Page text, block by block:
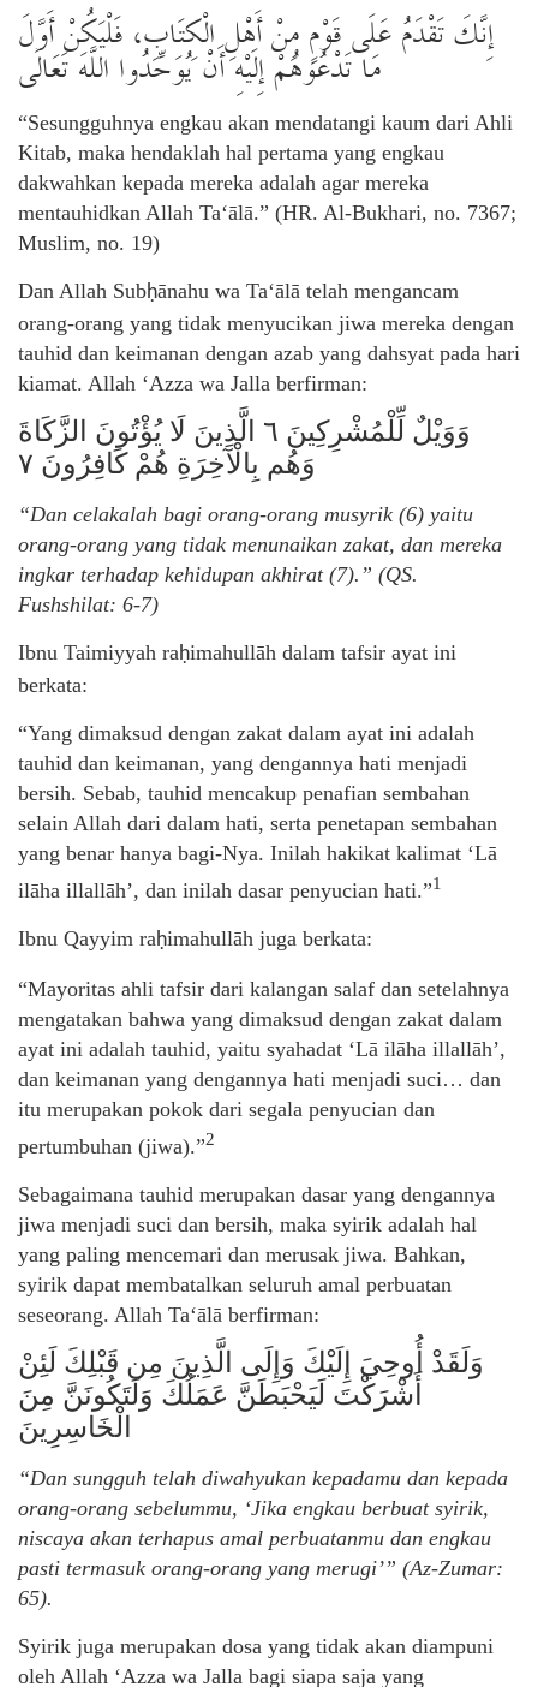
إِنَّكَ تَقْدَمُ عَلَى قَوْمٍ مِنْ أَهْلِ الْكِتَابِ، فَلْيَكُنْ أَوَّلَ
مَا تَدْعُوهُمْ إِلَيْهِ أَنْ يُوَحِّدُوا اللَّهَ تَعَالَى
“Sesungguhnya engkau akan mendatangi kaum dari Ahli
Kitab, maka hendaklah hal pertama yang engkau
dakwahkan kepada mereka adalah agar mereka
mentauhidkan Allah Ta‘ālā.” (HR. Al-Bukhari, no. 7367;
Muslim, no. 19)
Dan Allah Subḥānahu wa Ta‘ālā telah mengancam
orang-orang yang tidak menyucikan jiwa mereka dengan
tauhid dan keimanan dengan azab yang dahsyat pada hari
kiamat. Allah ‘Azza wa Jalla berfirman:
وَوَيْلٌ لِّلْمُشْرِكِينَ ٦ الَّذِينَ لَا يُؤْتُونَ الزَّكَاةَ
وَهُم بِالْآخِرَةِ هُمْ كَافِرُونَ ٧
“Dan celakalah bagi orang-orang musyrik (6) yaitu
orang-orang yang tidak menunaikan zakat, dan mereka
ingkar terhadap kehidupan akhirat (7).” (QS.
Fushshilat: 6-7)
Ibnu Taimiyyah raḥimahullāh dalam tafsir ayat ini
berkata:
“Yang dimaksud dengan zakat dalam ayat ini adalah
tauhid dan keimanan, yang dengannya hati menjadi
bersih. Sebab, tauhid mencakup penafian sembahan
selain Allah dari dalam hati, serta penetapan sembahan
yang benar hanya bagi-Nya. Inilah hakikat kalimat ‘Lā
ilāha illallāh’, dan inilah dasar penyucian hati.”1
Ibnu Qayyim raḥimahullāh juga berkata:
“Mayoritas ahli tafsir dari kalangan salaf dan setelahnya
mengatakan bahwa yang dimaksud dengan zakat dalam
ayat ini adalah tauhid, yaitu syahadat ‘Lā ilāha illallāh’,
dan keimanan yang dengannya hati menjadi suci… dan
itu merupakan pokok dari segala penyucian dan
pertumbuhan (jiwa).”2
Sebagaimana tauhid merupakan dasar yang dengannya
jiwa menjadi suci dan bersih, maka syirik adalah hal
yang paling mencemari dan merusak jiwa. Bahkan,
syirik dapat membatalkan seluruh amal perbuatan
seseorang. Allah Ta‘ālā berfirman:
وَلَقَدْ أُوحِيَ إِلَيْكَ وَإِلَى الَّذِينَ مِن قَبْلِكَ لَئِنْ
أَشْرَكْتَ لَيَحْبَطَنَّ عَمَلُكَ وَلَتَكُونَنَّ مِنَ
الْخَاسِرِينَ
“Dan sungguh telah diwahyukan kepadamu dan kepada
orang-orang sebelummu, ‘Jika engkau berbuat syirik,
niscaya akan terhapus amal perbuatanmu dan engkau
pasti termasuk orang-orang yang merugi’” (Az-Zumar:
65).
Syirik juga merupakan dosa yang tidak akan diampuni
oleh Allah ‘Azza wa Jalla bagi siapa saja yang